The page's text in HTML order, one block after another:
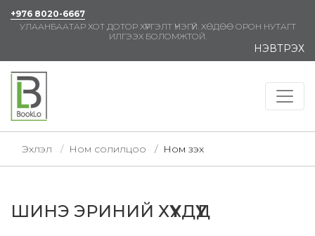
+976 8020-6667
УЛААНБААТАР ХОТ ДОТОР ХҮРГЭЛТ ҮНЭГҮЙ. ХӨДӨӨ ОРОН НУТАГТ
ИЛГЭЭХ БОЛОМЖТОЙ.
НЭВТРЭХ
Эхлэл Ном солилцоо Ном үзэх
ШИНЭ ЭРИНИЙ ХҮҮХДҮҮД